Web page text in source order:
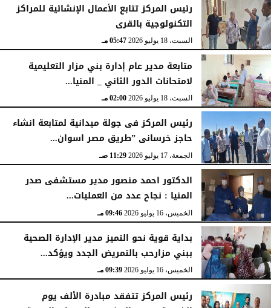
رئيس المركز تتابع الأعمال الإنشائية للمراكز
التكنولوجية بالقرى
السبت، 18 يوليو 2026 05:47 مـ
متابعة مدير عام إدارة بني مزار التعليمية
لامتحانات الدور الثاني _ المنيا...
السبت، 18 يوليو 2026 02:00 مـ
رئيس المركز فى جولة ميدانية لمتابعة انشاء
حاجز خرسانى ”طريق مصر اسوان...
الجمعة، 17 يوليو 2026 11:29 صـ
الدكتور احمد منصور مدير مستشفى صدر
المنيا : نجاح عدد من العمليات...
الخميس، 16 يوليو 2026 09:46 مـ
بداية قوية نحو التميز مدير الإدارة الصحية
ببني مزارحب بالتمريض الجدد ويؤكد...
الخميس، 16 يوليو 2026 09:39 مـ
رئيس المركز تتفقد مبادرة الألف يوم